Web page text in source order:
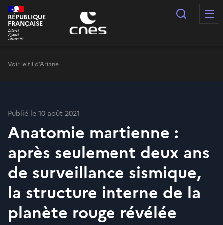
Panneau de gestion des cookies
RÉPUBLIQUE
FRANÇAISE
Voir le fil d'Ariane
Publié le 10 août 2021
Anatomie martienne :
après seulement deux ans
de surveillance sismique,
la structure interne de la
planète rouge révélée